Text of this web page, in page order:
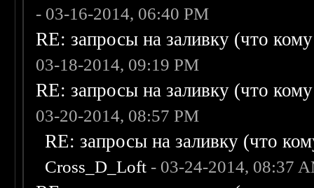
- 03-16-2014, 06:40 PM
RE: запросы на заливку (что
03-18-2014, 09:19 PM
RE: запросы на заливку (что
03-20-2014, 08:57 PM
RE: запросы на заливку (что
Cross_D_Loft - 03-24-2014, 08:37